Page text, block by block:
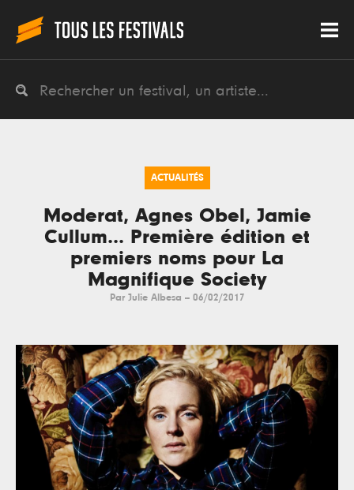
ACTUALITÉS
Moderat, Agnes Obel, Jamie
Cullum... Première édition et
premiers noms pour La
Magnifique Society
Par Julie Albesa -- 06/02/2017